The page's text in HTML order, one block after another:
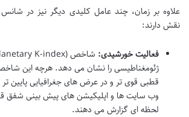
علاوه بر زمان، چند عامل کلیدی دیگر نیز در
نقش دارند:
فعالیت خورشیدی:
ژئومغناطیسی را نشان می دهد. هرچه این
قطبی قوی تر و در عرض های جغرافیایی پایین
وب سایت ها و اپلیکیشن های پیش بینی شفق
لحظه ای گزارش می دهند.